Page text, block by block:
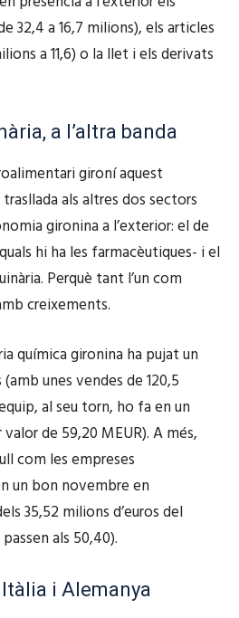
32,4 a 16,7 milions), els articles
a 11,6) o la llet i els derivats
a l’altra banda
gironí aquest
als altres dos sectors
gironina a l’exterior: el de
hi ha les farmacèutiques- i el
Perquè tant l’un com
creixements.
química gironina ha pujat un
unes vendes de 120,5
al seu torn, ho fa en un
de 59,20 MEUR). A més,
com les empreses
un bon novembre en
35,52 milions d’euros del
als 50,40).
i Alemanya